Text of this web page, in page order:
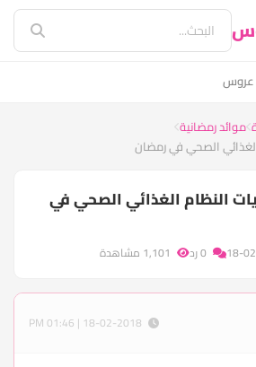
عروس
موائد رمضانية
الصحي في رمضان
النظام الغذائي الصحي في